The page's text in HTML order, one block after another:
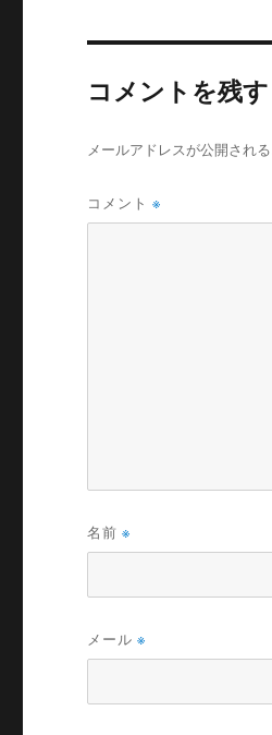
コメントを残す
メールアドレスが公開され
コメント※
名前※
メール※